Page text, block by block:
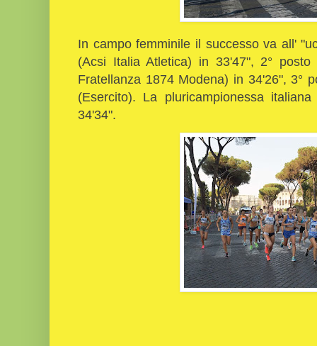
In campo femminile il successo va all'
(Acsi Italia Atletica) in 33'47", 2°
Fratellanza 1874 Modena) in 34'26", 3°
(Esercito). La pluricampionessa
34'34".